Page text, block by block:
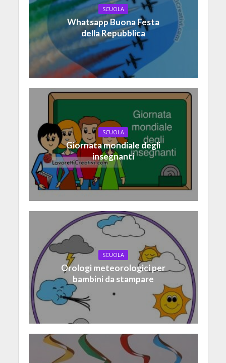
SCUOLA
Whatsapp Buona Festa
della Repubblica
SCUOLA
Giornata mondiale degli
insegnanti
SCUOLA
Orologi meteorologici per
bambini da stampare